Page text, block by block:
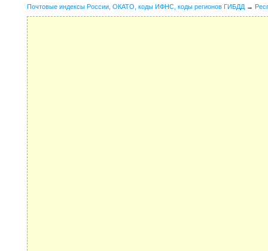
Почтовые индексы России, ОКАТО, коды ИФНС, коды регионов ГИБДД →